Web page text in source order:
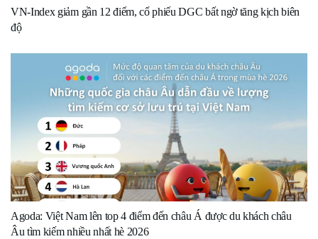
VN-Index giảm gần 12 điểm, cổ phiếu DGC bất ngờ tăng kịch biên
độ
Agoda: Việt Nam lên top 4 điểm đến châu Á được du khách châu
Âu tìm kiếm nhiều nhất hè 2026